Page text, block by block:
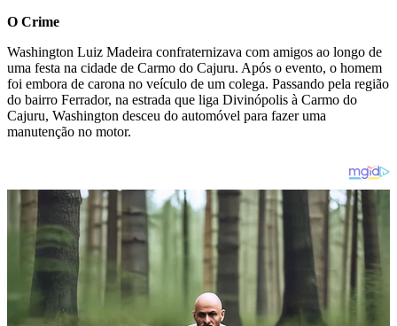
O Crime
Washington Luiz Madeira confraternizava com amigos ao longo de
uma festa na cidade de Carmo do Cajuru. Após o evento, o homem
foi embora de carona no veículo de um colega. Passando pela região
do bairro Ferrador, na estrada que liga Divinópolis à Carmo do
Cajuru, Washington desceu do automóvel para fazer uma
manutenção no motor.